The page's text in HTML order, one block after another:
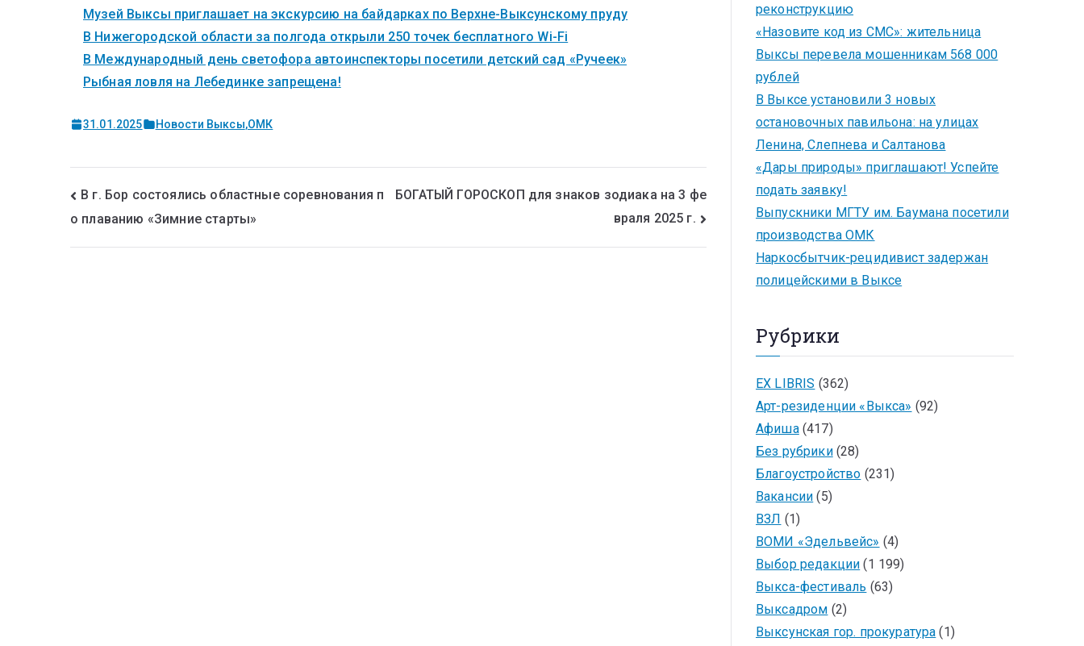
Музей Выксы приглашает на экскурсию на байдарках по Верхне-Выксунскому пруду
В Нижегородской области за полгода открыли 250 точек бесплатного Wi-Fi
В Международный день светофора автоинспекторы посетили детский сад «Ручеек»
Рыбная ловля на Лебединке запрещена!
31.01.2025 Новости Выксы,ОМК
В г. Бор состоялись областные соревнования п
о плаванию «Зимние старты»
БОГАТЫЙ ГОРОСКОП для знаков зодиака на 3 фе
враля 2025 г.
реконструкцию
«Назовите код из СМС»: жительница
Выксы перевела мошенникам 568 000
рублей
В Выксе установили 3 новых
остановочных павильона: на улицах
Ленина, Слепнева и Салтанова
«Дары природы» приглашают! Успейте
подать заявку!
Выпускники МГТУ им. Баумана посетили
производства ОМК
Наркосбытчик-рецидивист задержан
полицейскими в Выксе
Рубрики
EX LIBRIS (362)
Арт-резиденции «Выкса» (92)
Афиша(417)
Без рубрики(28)
Благоустройство (231)
Вакансии (5)
ВЗЛ (1)
ВОМИ «Эдельвейс» (4)
Выбор редакции (1 199)
Выкса-фестиваль (63)
Выксадром (2)
Выксунская гор. прокуратура (1)